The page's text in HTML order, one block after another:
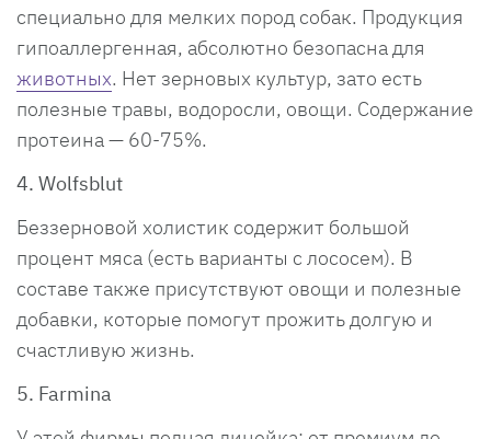
специально для мелких пород собак. Продукция
гипоаллергенная, абсолютно безопасна для
животных. Нет зерновых культур, зато есть
полезные травы, водоросли, овощи. Содержание
протеина — 60-75%.
4. Wolfsblut
Беззерновой холистик содержит большой
процент мяса (есть варианты с лососем). В
составе также присутствуют овощи и полезные
добавки, которые помогут прожить долгую и
счастливую жизнь.
5. Farmina